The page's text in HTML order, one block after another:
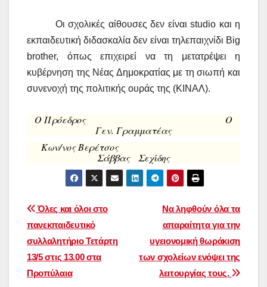
Οι σχολικές αίθουσες δεν είναιstudio και η
εκπαιδευτική διδασκαλία δεν είναι τηλεπαιχνίδι Big
brother, όπως επιχειρεί να τη μετατρέψει η
κυβέρνηση της Νέας Δημοκρατίας με τη σιωπή και
συνενοχή της πολιτικής ουράς της (ΚΙΝΑΛ).
Ο Πρόεδρος Ο
Γεν. Γραμματέας
Κων/νος Βερέτσος
Σάββας Σεχίδης
Πλοήγηση
άρθρων
Να ληφθούν όλα τα
απαραίτητα για την
υγειονομική θωράκιση
των σχολείων ενόψει της
λειτουργίας τους.
Όλες και όλοι στο
πανεκπαιδευτικό
συλλαλητήριο Τετάρτη
13/5 στις 13.00 στα
Προπύλαια